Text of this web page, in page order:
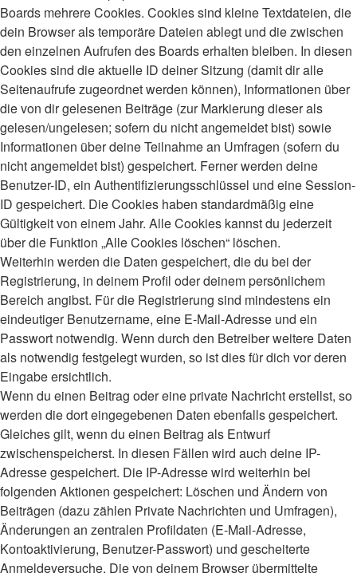
Boards mehrere Cookies. Cookies sind kleine Textdateien, die
dein Browser als temporäre Dateien ablegt und die zwischen
den einzelnen Aufrufen des Boards erhalten bleiben. In diesen
Cookies sind die aktuelle ID deiner Sitzung (damit dir alle
Seitenaufrufe zugeordnet werden können), Informationen über
die von dir gelesenen Beiträge (zur Markierung dieser als
gelesen/ungelesen; sofern du nicht angemeldet bist) sowie
Informationen über deine Teilnahme an Umfragen (sofern du
nicht angemeldet bist) gespeichert. Ferner werden deine
Benutzer-ID, ein Authentifizierungsschlüssel und eine Session-
ID gespeichert. Die Cookies haben standardmäßig eine
Gültigkeit von einem Jahr. Alle Cookies kannst du jederzeit
über die Funktion „Alle Cookies löschen“ löschen.
Weiterhin werden die Daten gespeichert, die du bei der
Registrierung, in deinem Profil oder deinem persönlichem
Bereich angibst. Für die Registrierung sind mindestens ein
eindeutiger Benutzername, eine E-Mail-Adresse und ein
Passwort notwendig. Wenn durch den Betreiber weitere Daten
als notwendig festgelegt wurden, so ist dies für dich vor deren
Eingabe ersichtlich.
Wenn du einen Beitrag oder eine private Nachricht erstellst, so
werden die dort eingegebenen Daten ebenfalls gespeichert.
Gleiches gilt, wenn du einen Beitrag als Entwurf
zwischenspeicherst. In diesen Fällen wird auch deine IP-
Adresse gespeichert. Die IP-Adresse wird weiterhin bei
folgenden Aktionen gespeichert: Löschen und Ändern von
Beiträgen (dazu zählen Private Nachrichten und Umfragen),
Änderungen an zentralen Profildaten (E-Mail-Adresse,
Kontoaktivierung, Benutzer-Passwort) und gescheiterte
Anmeldeversuche. Die von deinem Browser übermittelte